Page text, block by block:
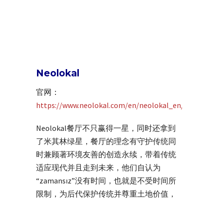
Neolokal
官网：
https://www.neolokal.com/en/neolokal_en/
Neolokal餐厅不只赢得一星，同时还拿到
了米其林绿星，餐厅的理念有守护传统同
时兼顾著环境友善的创造永续，带着传统
适应现代并且走到未来，他们自认为
“zamansız”没有时间，也就是不受时间所
限制，为后代保护传统并尊重土地价值，